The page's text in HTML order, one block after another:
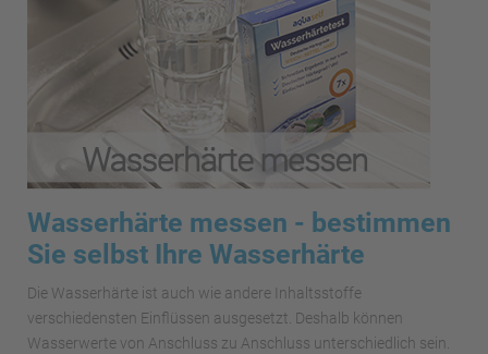
Wasserhärte messen - bestimmen
Sie selbst Ihre Wasserhärte
Die Wasserhärte ist auch wie andere Inhaltsstoffe
verschiedensten Einflüssen ausgesetzt. Deshalb können
Wasserwerte von Anschluss zu Anschluss unterschiedlich sein.